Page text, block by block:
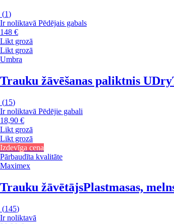
(1)
Ir noliktavā Pēdējais gabals
148 €
Likt grozā
Likt grozā
Umbra
Trauku žāvēšanas paliktnis UDry
(15)
Ir noliktavā Pēdējie gabali
18,90 €
Likt grozā
Likt grozā
Izdevīga cena
Pārbaudīta kvalitāte
Maximex
Trauku žāvētājsPlastmasas,
(145)
Ir noliktavā